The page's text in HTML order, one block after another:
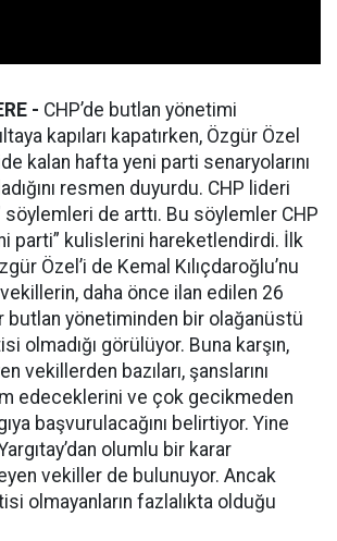
- CHP’de butlan yönetimi
kapıları kapatırken, Özgür Özel
kalan hafta yeni parti senaryolarını
resmen duyurdu. CHP lideri
söylemleri de arttı. Bu söylemler CHP
parti” kulislerini hareketlendirdi. İlk
Özel’i de Kemal Kılıçdaroğlu’nu
daha önce ilan edilen 26
butlan yönetiminden bir olağanüstü
olmadığı görülüyor. Buna karşın,
vekillerden bazıları, şanslarını
edeceklerini ve çok gecikmeden
başvurulacağını belirtiyor. Yine
olumlu bir karar
vekiller de bulunuyor. Ancak
olmayanların fazlalıkta olduğu